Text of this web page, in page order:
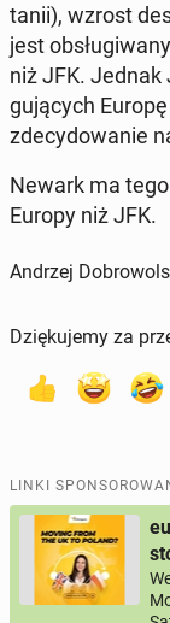
ta­nii), wzrost
jest
niż JFK.
gu­ją­cych
zde­cy­do­wa­nie
Newark ma
Europy niż JFK.
Andrzej
Dziękujemy za
LINKI